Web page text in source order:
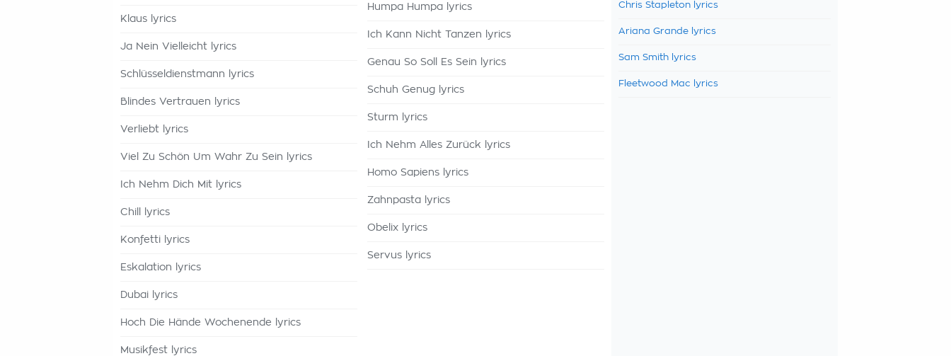
Klaus lyrics
Ja Nein Vielleicht lyrics
Schlüsseldienstmann lyrics
Blindes Vertrauen lyrics
Verliebt lyrics
Viel Zu Schön Um Wahr Zu Sein lyrics
Ich Nehm Dich Mit lyrics
Chill lyrics
Konfetti lyrics
Eskalation lyrics
Dubai lyrics
Hoch Die Hände Wochenende lyrics
Musikfest lyrics
Humpa Humpa lyrics
Ich Kann Nicht Tanzen lyrics
Genau So Soll Es Sein lyrics
Schuh Genug lyrics
Sturm lyrics
Ich Nehm Alles Zurück lyrics
Homo Sapiens lyrics
Zahnpasta lyrics
Obelix lyrics
Servus lyrics
Chris Stapleton lyrics
Ariana Grande lyrics
Sam Smith lyrics
Fleetwood Mac lyrics